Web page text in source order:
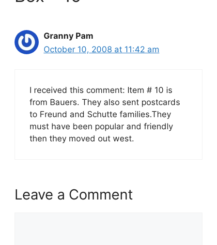
Granny Pam
October 10, 2008 at 11:42 am
I received this comment: Item # 10 is
from Bauers. They also sent postcards
to Freund and Schutte families.They
must have been popular and friendly
then they moved out west.
Leave a Comment